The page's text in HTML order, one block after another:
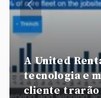
A United
tecnologia e
cliente trarão